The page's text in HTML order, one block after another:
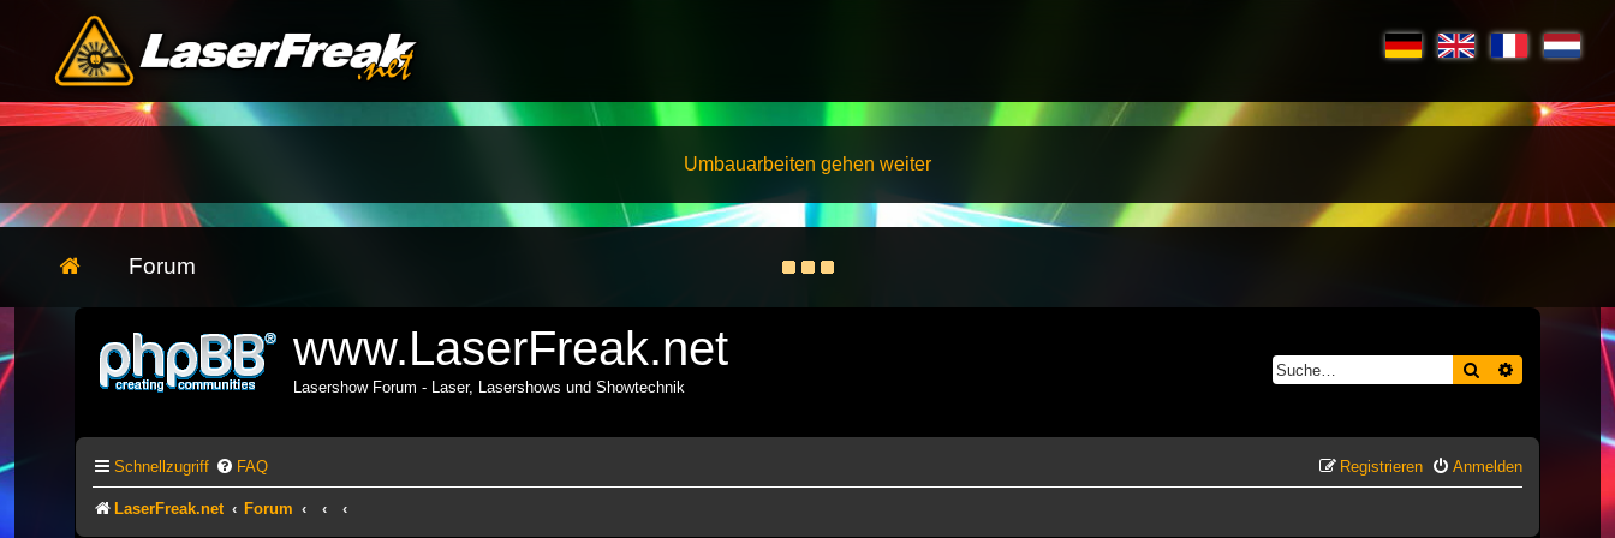
Umbauarbeiten gehen weiter
Forum
www.LaserFreak.net
Lasershow Forum - Laser, Lasershows und Showtechnik
Suche Erweiterte
Schnellzugriff FAQ Anmelden
Registrieren
LaserFreak.net Forum